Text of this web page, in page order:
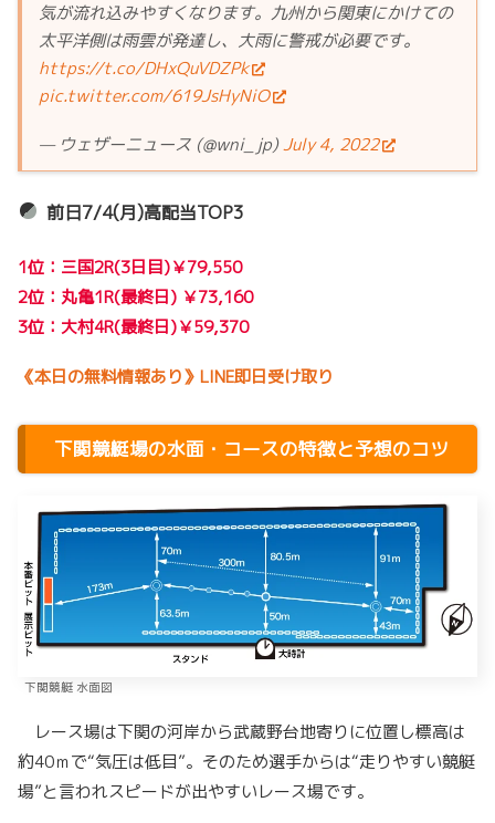
気が流れ込みやすくなります。九州から関東にかけての
太平洋側は雨雲が発達し、大雨に警戒が必要です。
https://t.co/DHxQuVDZPk
pic.twitter.com/619JsHyNiO
— ウェザーニュース (@wni_jp)July 4, 2022
前日7/4(月)高配当TOP3
1位：三国2R(3日目)￥79,550
2位：丸亀1R(最終日) ￥73,160
3位：大村4R(最終日)￥59,370
《本日の無料情報あり》LINE即日受け取り
下関競艇場の水面・コースの特徴と予想のコツ
下関競艇 水面図
レース場は下関の河岸から武蔵野台地寄りに位置し標高は
約40ｍで“気圧は低目”。そのため選手からは“走りやすい競艇
場”と言われスピードが出やすいレース場です。